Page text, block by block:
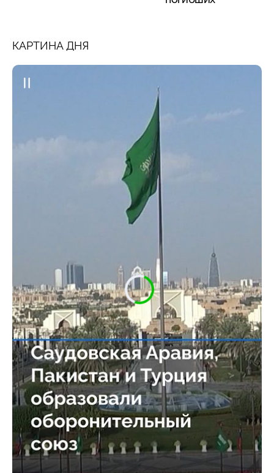
КАРТИНА ДНЯ